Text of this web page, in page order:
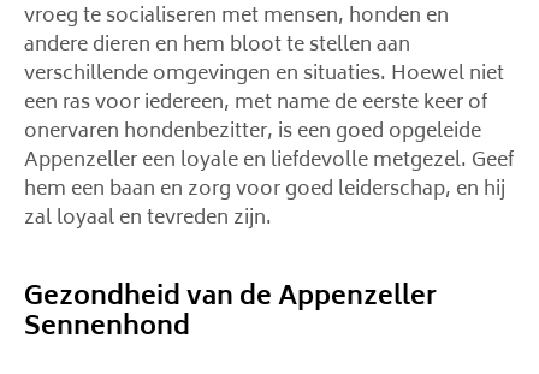
vroeg te socialiseren met mensen, honden en
andere dieren en hem bloot te stellen aan
verschillende omgevingen en situaties. Hoewel niet
een ras voor iedereen, met name de eerste keer of
onervaren hondenbezitter, is een goed opgeleide
Appenzeller een loyale en liefdevolle metgezel. Geef
hem een ​​baan en zorg voor goed leiderschap, en hij
zal loyaal en tevreden zijn.
Gezondheid van de Appenzeller
Sennenhond